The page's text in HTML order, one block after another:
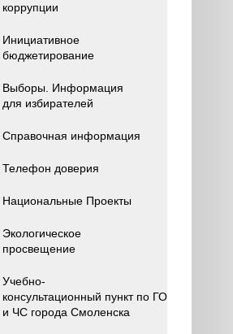
коррупции
Инициативное
бюджетирование
Выборы. Информация
для избирателей
Справочная информация
Телефон доверия
Национальные Проекты
Экологическое
просвещение
Учебно-
консультационный пункт по ГО
и ЧС города Смоленска